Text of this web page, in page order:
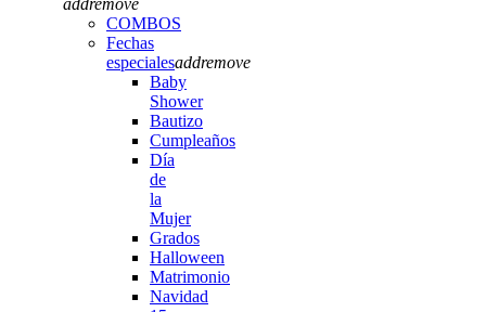
addremove
COMBOS
Fechas
especialesaddremove
Baby
Shower
Bautizo
Cumpleaños
Día
de
la
Mujer
Grados
Halloween
Matrimonio
Navidad